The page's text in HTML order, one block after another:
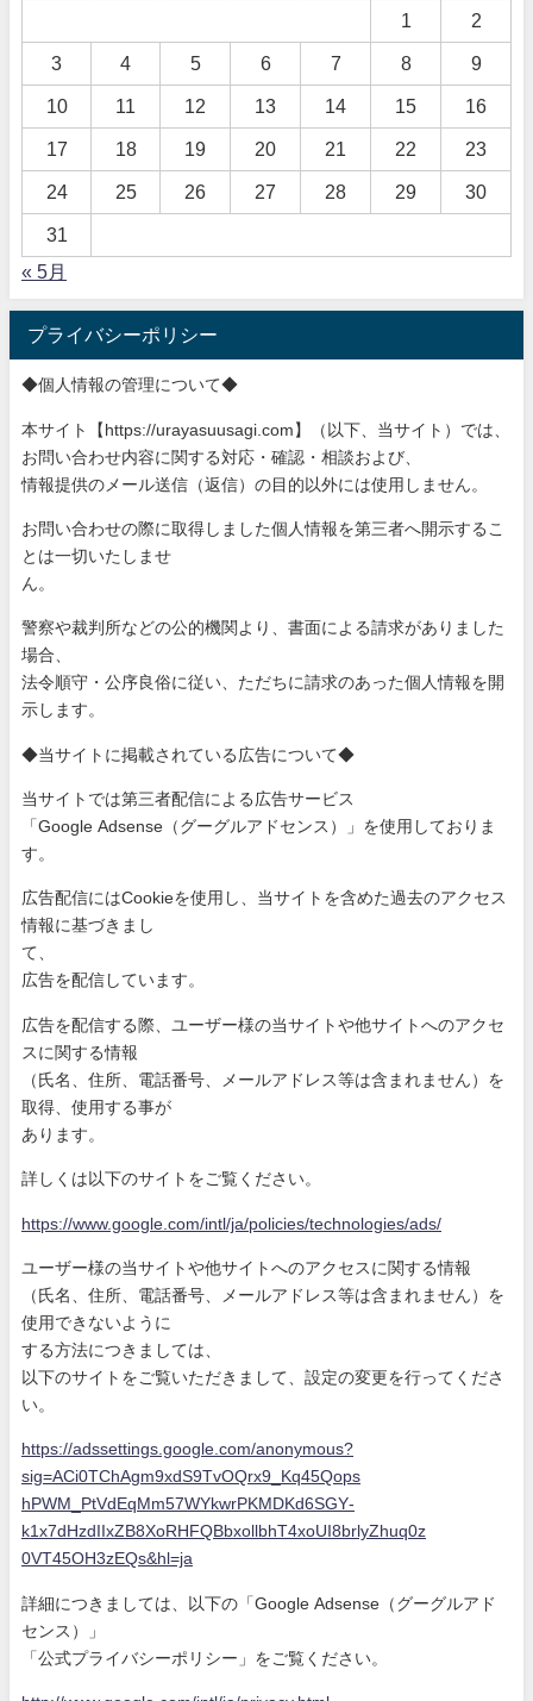
1 2
3 4 5 6 7 8 9
10 11 12 13 14 15 16
17 18 19 20 21 22 23
24 25 26 27 28 29 30
31
« 5月
プライバシーポリシー
◆個人情報の管理について◆
本サイト【https://urayasuusagi.com】（以下、当サイト）では、
お問い合わせ内容に関する対応・確認・相談および、
情報提供のメール送信（返信）の目的以外には使用しません。
お問い合わせの際に取得しました個人情報を第三者へ開示するこ
と は一切いたしませ
ん。
警察や裁判所などの公的機関より、書面による請求がありました
場合、
法令順守・公序良俗に従い、ただちに請求のあった個人情報を開
示 します。
◆当サイトに掲載されている広告について◆
当サイトでは第三者配信による広告サービス
「Google Adsense（グーグルアドセンス）」を使用しておりま
す。
広告配信にはCookieを使用し、当サイトを含めた過去のアク セス
情報に基づきまし
て、
広告を配信しています。
広告を配信する際、ユーザー様の当サイトや他サイトへのアクセ
ス に関する情報
（氏名、住所、電話番号、メールアドレス等は含まれません）を
取得、使用する事が
あります。
詳しくは以下のサイトをご覧ください。
https://www.google.com/intl/ja/policies/technologies/ads/
ユーザー様の当サイトや他サイトへのアクセスに関する情報
（氏名、住所、電話番号、メールアドレス等は含まれません）を
使 用できないように
する方法につきましては、
以下のサイトをご覧いただきまして、設定の変更を行ってくださ
い。
https://adssettings.google.com/anonymous?
sig=ACi0TChAgm9xdS9TvOQrx9_Kq45Qops
hPWM_PtVdEqMm57WYkwrPKMDKd6SGY-
k1x7dHzdIIxZB8XoRHFQBbxollbhT4xoUI8brlyZhuq0z
0VT45OH3zEQs&hl=ja
詳細につきましては、以下の「Google Adsense（グーグルアド
センス）」
「公式プライバシーポリシー」をご覧ください。